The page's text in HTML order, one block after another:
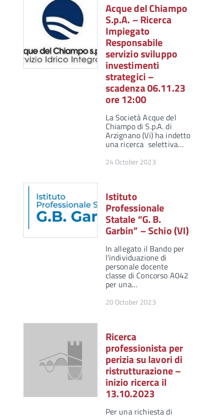
Acque del Chiampo
S.p.A. – Ricerca
Impiegato
Responsabile
servizio sviluppo
investimenti
strategici –
scadenza 06.11.23
ore 12:00
La Società Acque del
Chiampo di S.p.A. di
Arzignano (Vi) ha indetto
una ricerca selettiva…
24 October 2023
Istituto
Professionale
Statale “G. B.
Garbin” – Schio (VI)
In allegato il Bando per
l'individuazione di
personale docente
classe di Concorso A042
per una…
20 October 2023
Ricerca
professionista per
perizia su lavori di
ristrutturazione –
inizio ricerca il
13.10.2023
Per una richiesta di